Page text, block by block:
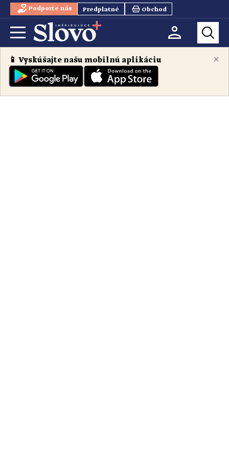
Podporte nás Predplatné Obchod
×
📱 Vyskúšajte našu mobilnú aplikáciu